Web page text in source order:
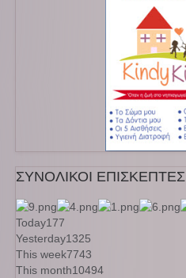
ΣΥΝΟΛΙΚΟΙ ΕΠΙΣΚΕΠΤΕΣ
Today177
Yesterday1325
This week7743
This month10494